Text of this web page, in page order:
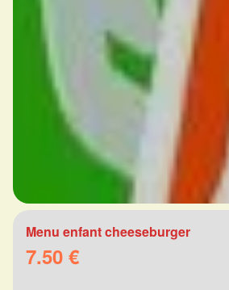
Menu enfant cheeseburger
7.50 €